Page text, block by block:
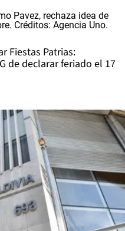
Fiestas Patrias:
de declarar feriado el 17